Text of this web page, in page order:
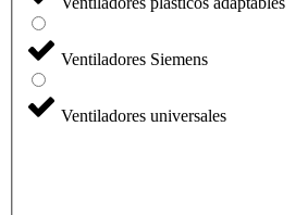
Ventiladores Siemens
Ventiladores universales